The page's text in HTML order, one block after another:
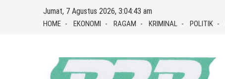
Jumat, 7 Agustus 2026, 3:04:43 am
HOME EKONOMI RAGAM KRIMINAL POLITIK